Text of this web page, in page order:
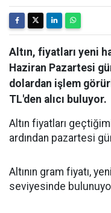
Altın, fiyatları yeni
Haziran Pazartesi
dolardan işlem
TL'den alıcı buluyor.
Altın fiyatları
ardından pazartesi
Altının gram fiyatı,
seviyesinde